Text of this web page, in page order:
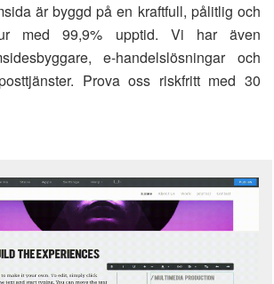
är byggd på en kraftfull, pålitlig och
med 99,9% upptid. Vi har även
e-handelslösningar och
Prova oss riskfritt med 30